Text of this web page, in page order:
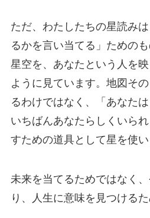
ただ、わたしたちの星読み
るかを言い当てる」ためのも
星空を、あなたという人を
ように見ています。地図そ
るわけではなく、「あなたは
いちばんあなたらしくいら
すための道具として星を使い
未来を当てるためではなく
り、人生に意味を見つけるた